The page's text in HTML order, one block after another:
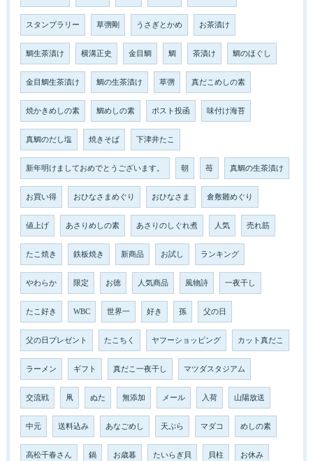
スタンプラリー 草彅剛 うさぎとかめ お茶漬け
鯛生茶漬け 横溝正史 金目鯛 鯛 茶漬け 鯛のほぐし
金目鯛生茶漬け 鯛の生茶漬け 草彅 真だこめしの素
焼かきめしの素 鯛めしの素 ポスト投函 味付け海苔
真鯛のだし塩 焼きそば 下津井たこ
新年明けましておめでとうございます。 朝 苺 真鯛の生茶漬け
お買い得 おひなさまめぐり おひなさま 倉敷雛めぐり
値上げ あさりめしの素 あさりのしぐれ煮 人気 売れ筋
たこ焼き 鉄板焼き 新商品 お試し ランキング
やわらか 限定 お徳 人気商品 風物詩 一夜干し
たこ好き WBC 世界一 好き 孫 父の日
父の日プレゼント たこちく ヤフーショッピング カット真だこ
ラーメン ギフト 真だこ一夜干し マツダスタジアム
交流戦 凧 ぬた 無添加 メール 入荷 山陽放送
中元 送料込み あなごめし 天ぷら マダコ めしの素
高松千春さん 鍋 お歳暮 たいらぎ貝 貝柱 お休み